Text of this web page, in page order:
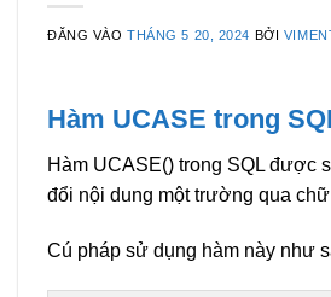
ĐĂNG VÀOTHÁNG 5 20, 2024 BỞI
Hàm UCASE trong
Hàm UCASE() trong SQL được
đổi nội dung một trường qua
Cú pháp sử dụng hàm này như